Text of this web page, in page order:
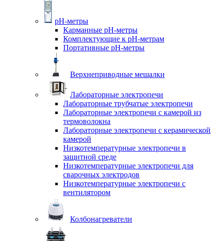
pH-метры
Карманные pH-метры
Комплектующие к pH-метрам
Портативные pH-метры
Верхнеприводные мешалки
Лабораторные электропечи
Лабораторные трубчатые электропечи
Лабораторные электропечи с камерой из
термоволокна
Лабораторные электропечи с керамической
камерой
Низкотемпературные электропечи в
защитной среде
Низкотемпературные электропечи для
cварочных электродов
Низкотемпературные электропечи с
вентилятором
Колбонагреватели